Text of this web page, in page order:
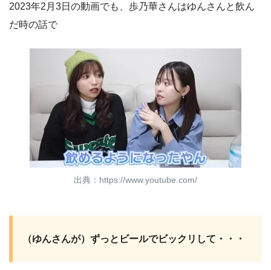
2023年2月3日の動画でも、歩乃華さんはゆんさんと飲ん
だ時の話で
出典：https://www.youtube.com/
（ゆんさんが）ずっとビールでビックリして・・・